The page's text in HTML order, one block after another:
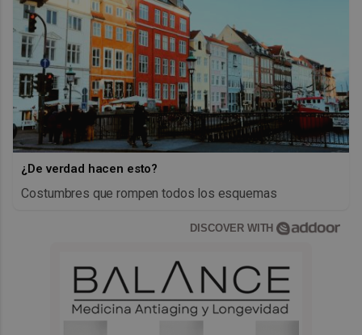
¿De verdad hacen esto?
Costumbres que rompen todos los esquemas
DISCOVER WITH